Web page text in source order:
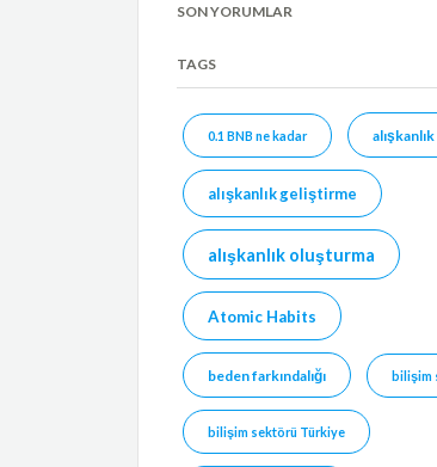
SON YORUMLAR
TAGS
0.1 BNB ne kadar
alışkanlık geliştirme
alışkanlık oluşturma
Atomic Habits
beden farkındalığı bilişim
bilişim sektörü Türkiye